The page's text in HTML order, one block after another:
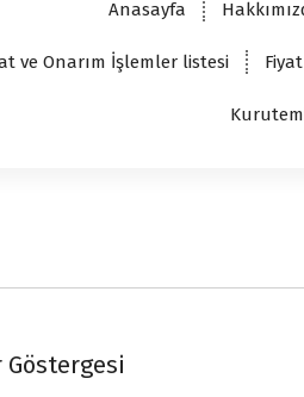
Anasayfa
ve Onarım İşlemler listesi
Göstergesi